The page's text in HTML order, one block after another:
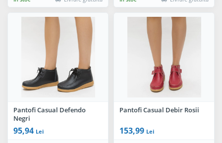
Pantofi Casual Defendo
Negri
95,94 Lei
Pantofi Casual Debir Rosii
153,99 Lei